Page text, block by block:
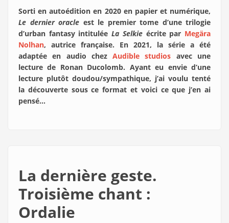
Sorti en autoédition en 2020 en papier et numérique,
Le dernier oracle est le premier tome d’une trilogie
d’urban fantasy intituléeLa Selkieécrite par Megära
Nolhan, autrice française. En 2021, la série a été
adaptée en audio chezAudible studios avec une
lecture de Ronan Ducolomb. Ayant eu envie d’une
lecture plutôt doudou/sympathique, j’ai voulu tenté
la découverte sous ce format et voici ce que j’en ai
pensé…
La dernière geste.
Troisième chant :
Ordalie